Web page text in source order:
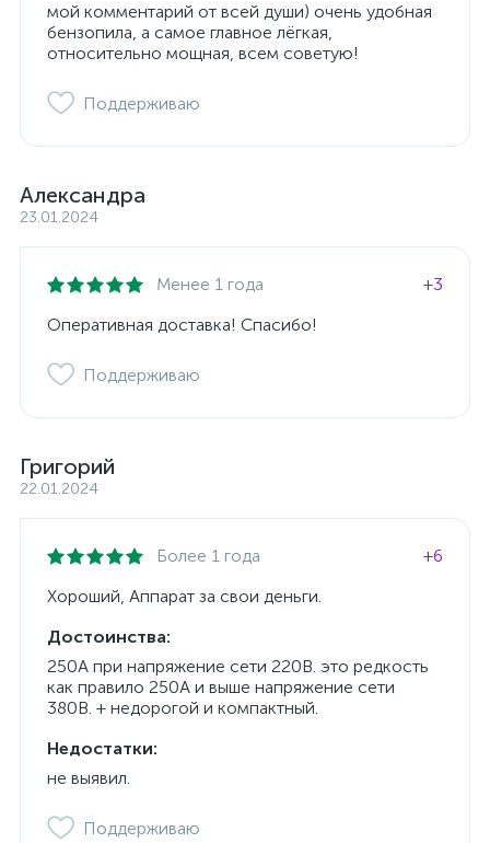
мой комментарий от всей души) очень удобная
бензопила, а самое главное лёгкая,
относительно мощная, всем советую!
Поддерживаю
Александра
23.01.2024
Менее 1 года
+3
Оперативная доставка! Спасибо!
Поддерживаю
Григорий
22.01.2024
Более 1 года
+6
Хороший, Аппарат за свои деньги.
Достоинства:
250А при напряжение сети 220В. это редкость
как правило 250А и выше напряжение сети
380В. + недорогой и компактный.
Недостатки:
не выявил.
Поддерживаю